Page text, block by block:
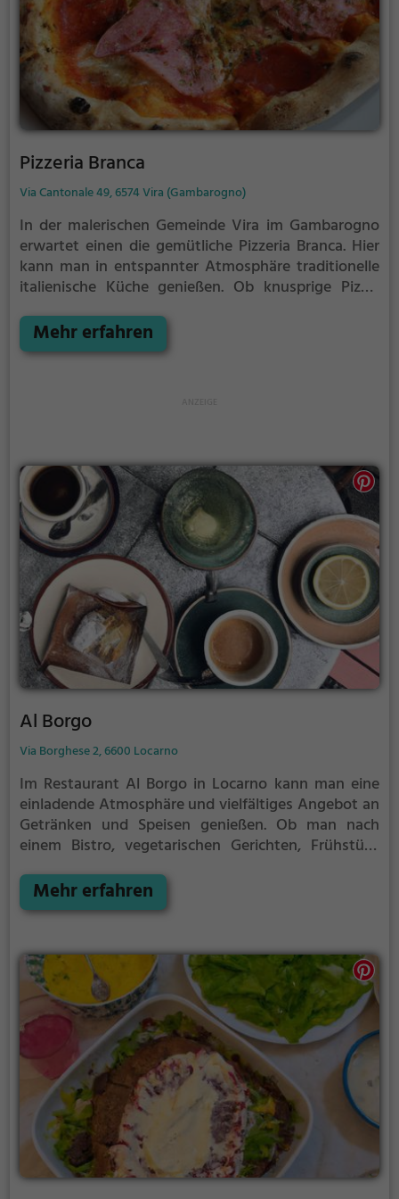
Gastfreundschaft lädt dazu ein, sich hier rundum
wohlzufühlen.
Pizzeria Branca
Via Cantonale 49, 6574 Vira (Gambarogno)
In der malerischen Gemeinde Vira im Gambarogno
erwartet einen die gemütliche Pizzeria Branca. Hier
kann man in entspannter Atmosphäre traditionelle
italienische Küche genießen. Ob knusprige Pizza,
Gerichte - für jeden Geschmack ist etwas dabei.
Dazu kann man aus einem vielfältigen Angebot an
Mehr erfahren
Al Borgo
Via Borghese 2, 6600 Locarno
Im Restaurant Al Borgo in Locarno kann man eine
einladende Atmosphäre und vielfältiges Angebot an
Getränken und Speisen genießen. Ob man nach
einem Bistro, vegetarischen Gerichten, Frühstück
in das gemütliche Ambiente und lasse sich von den
kulinarischen Köstlichkeiten verwöhnen.
Mehr erfahren